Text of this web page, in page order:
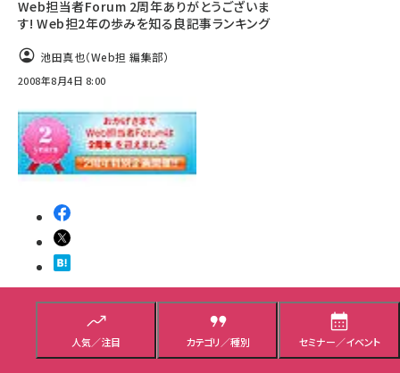
人気／注目 カテゴリ／種別 セミナー／イベント
Web担当者Forum 2周年ありがとうございま
す! Web担2年の歩みを知る良記事ランキング
池田真也（Web担 編集部）
2008年8月4日 8:00
その他
ランキング／まとめ